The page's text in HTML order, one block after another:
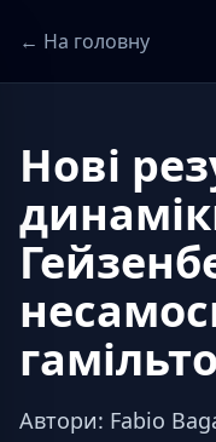
← На головну
Нові
Автори: Fabio